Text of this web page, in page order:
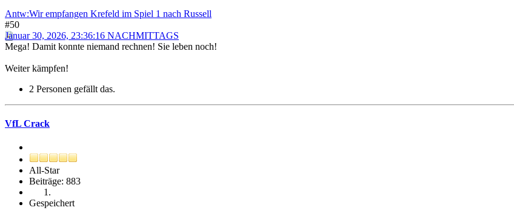
Antw:Wir empfangen Krefeld im Spiel 1 nach Russell
#50
Januar 30, 2026, 23:36:16 NACHMITTAGS
Mega! Damit konnte niemand rechnen! Sie leben noch!
Weiter kämpfen!
2 Personen gefällt das.
VfL Crack
All-Star
Beiträge: 883
Gespeichert